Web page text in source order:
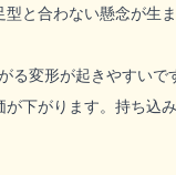
と合わない懸念が生ま
変形が起きやすいで
下がります。持ち込